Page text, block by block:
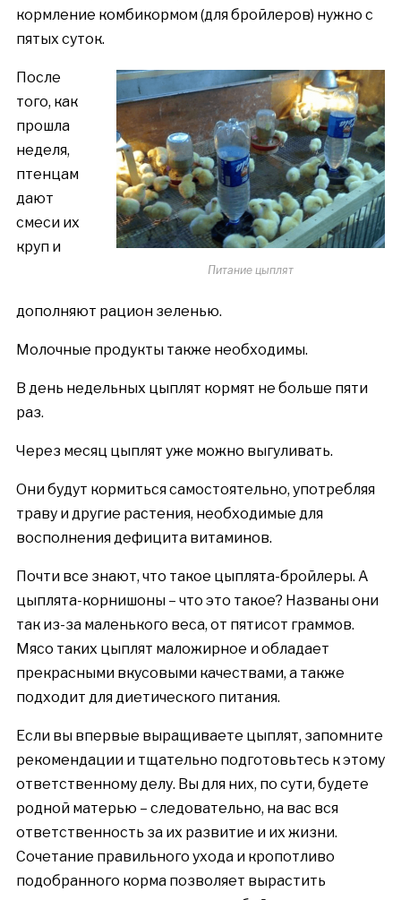
кормление комбикормом (для бройлеров) нужно с
пятых суток.
Питание цыплят
После
того, как
прошла
неделя,
птенцам
дают
смеси их
круп и
дополняют рацион зеленью.
Молочные продукты также необходимы.
В день недельных цыплят кормят не больше пяти
раз.
Через месяц цыплят уже можно выгуливать.
Они будут кормиться самостоятельно, употребляя
траву и другие растения, необходимые для
восполнения дефицита витаминов.
Почти все знают, что такое цыплята-бройлеры. А
цыплята-корнишоны – что это такое? Названы они
так из-за маленького веса, от пятисот граммов.
Мясо таких цыплят маложирное и обладает
прекрасными вкусовыми качествами, а также
подходит для диетического питания.
Если вы впервые выращиваете цыплят, запомните
рекомендации и тщательно подготовьтесь к этому
ответственному делу. Вы для них, по сути, будете
родной матерью – следовательно, на вас вся
ответственность за их развитие и их жизни.
Сочетание правильного ухода и кропотливо
подобранного корма позволяет вырастить